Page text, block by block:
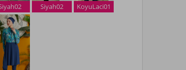
Siyah02 KoyuLaci01